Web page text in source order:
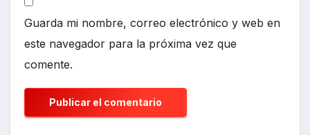
Guarda mi nombre, correo electrónico y web en
este navegador para la próxima vez que
comente.